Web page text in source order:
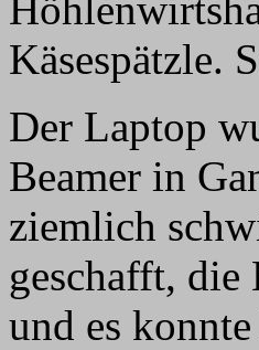
Käsespätzle.
Der Laptop
Beamer in
ziemlich
geschafft,
und es